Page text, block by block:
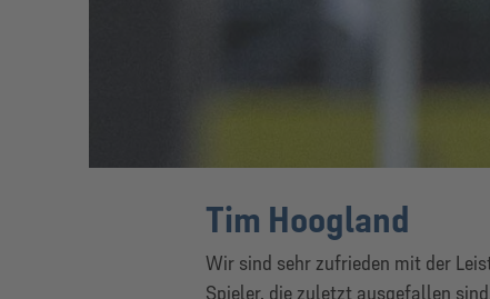
Tim Hoogland
Wir sind sehr zufrieden mit der
Spieler, die zuletzt ausgefallen